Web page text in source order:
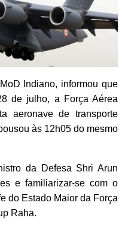
Indiano, informou que
de julho, a Força Aérea
aeronave de transporte
às 12h05 do mesmo
da Defesa Shri Arun
e familiarizar-se com o
do Estado Maior da Força
Raha.